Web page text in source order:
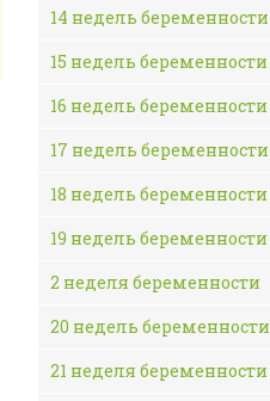
14 недель беременности
15 недель беременности
16 недель беременности
17 недель беременности
18 недель беременности
19 недель беременности
2 неделя беременности
20 недель беременности
21 неделя беременности